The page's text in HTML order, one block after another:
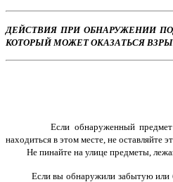
ДЕЙСТВИЯ ПРИ ОБНАРУЖЕНИИ
КОТОРЫЙ МОЖЕТ ОКАЗАТЬСЯ
Если обнаруженный предмет
находиться в этом месте, не оставляйте
Не пинайте на улице предметы,
Если вы обнаружили забытую или